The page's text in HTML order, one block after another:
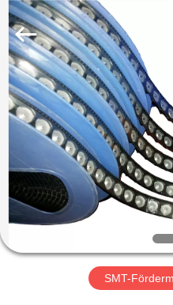
HAUS
PRODUKTE
ÜBER
UNS
FABRIK-
AUSFLUG
Shenzhen
Delixin
Co.,Ltd.
Rights
Reserved.
SMT-